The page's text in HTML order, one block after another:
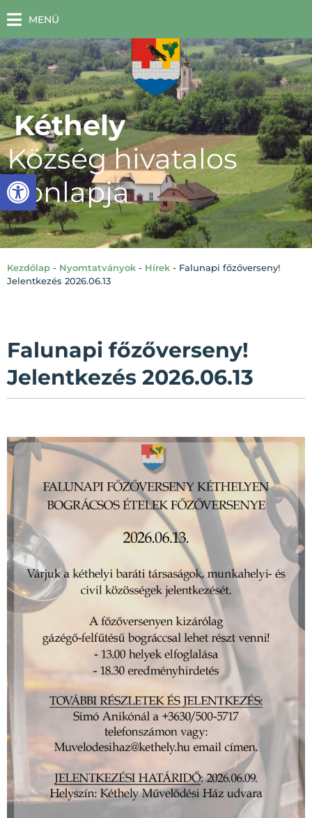
Eszköztár megnyitása
MENÜ
Kéthely
Község hivatalos
honlapja
Kezdőlap - Nyomtatványok - Hírek - Falunapi főzőverseny!
Jelentkezés 2026.06.13
Falunapi főzőverseny!
Jelentkezés 2026.06.13